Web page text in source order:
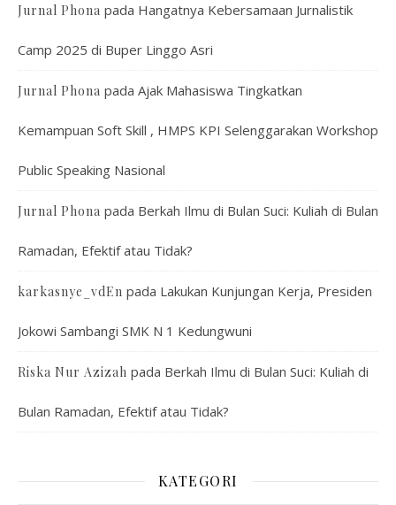
Jurnal Phona pada Hangatnya Kebersamaan Jurnalistik
Camp 2025 di Buper Linggo Asri
Jurnal Phona pada Ajak Mahasiswa Tingkatkan
Kemampuan Soft Skill , HMPS KPI Selenggarakan Workshop
Public Speaking Nasional
Jurnal Phona pada Berkah Ilmu di Bulan Suci: Kuliah di Bulan
Ramadan, Efektif atau Tidak?
karkasnye_vdEn pada Lakukan Kunjungan Kerja, Presiden
Jokowi Sambangi SMK N 1 Kedungwuni
Riska Nur Azizah pada Berkah Ilmu di Bulan Suci: Kuliah di
Bulan Ramadan, Efektif atau Tidak?
KATEGORI